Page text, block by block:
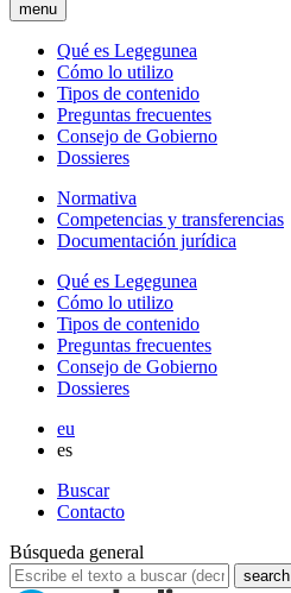
menu
Qué es Legegunea
Cómo lo utilizo
Tipos de contenido
Preguntas frecuentes
Consejo de Gobierno
Dossieres
Normativa
Competencias y transferencias
Documentación jurídica
Qué es Legegunea
Cómo lo utilizo
Tipos de contenido
Preguntas frecuentes
Consejo de Gobierno
Dossieres
eu
es
Buscar
Contacto
Búsqueda general
search